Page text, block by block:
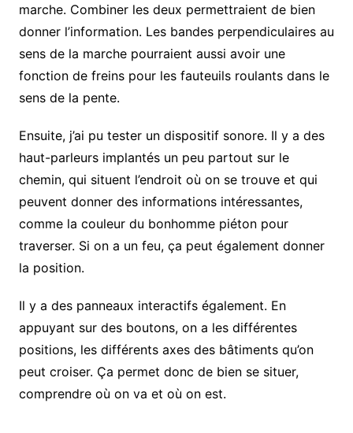
marche. Combiner les deux permettraient de bien
donner l’information. Les bandes perpendiculaires au
sens de la marche pourraient aussi avoir une
fonction de freins pour les fauteuils roulants dans le
sens de la pente.
Ensuite, j’ai pu tester un dispositif sonore. Il y a des
haut-parleurs implantés un peu partout sur le
chemin, qui situent l’endroit où on se trouve et qui
peuvent donner des informations intéressantes,
comme la couleur du bonhomme piéton pour
traverser. Si on a un feu, ça peut également donner
la position.
Il y a des panneaux interactifs également. En
appuyant sur des boutons, on a les différentes
positions, les différents axes des bâtiments qu’on
peut croiser. Ça permet donc de bien se situer,
comprendre où on va et où on est.